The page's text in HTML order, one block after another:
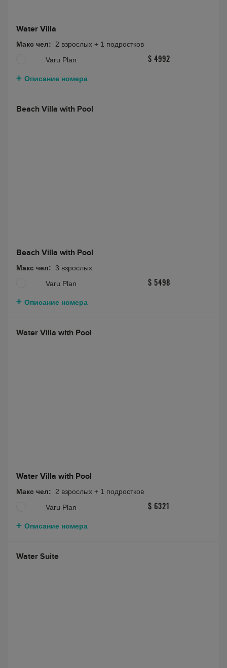
Water Villa
Макс чел: 2 взрослых + 1 подростков
Varu Plan
$ 4992
Описание номера
Beach Villa with Pool
Beach Villa with Pool
Макс чел: 3 взрослых
Varu Plan
$ 5498
Описание номера
Water Villa with Pool
Water Villa with Pool
Макс чел: 2 взрослых + 1 подростков
Varu Plan
$ 6321
Описание номера
Water Suite